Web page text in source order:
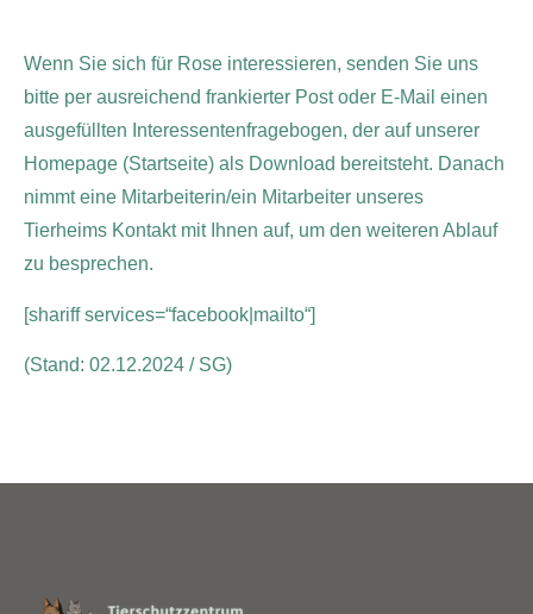
Wenn Sie sich für Rose interessieren, senden Sie uns
bitte per ausreichend frankierter Post oder E-Mail einen
ausgefüllten Interessentenfragebogen, der auf unserer
Homepage (Startseite) als Download bereitsteht. Danach
nimmt eine Mitarbeiterin/ein Mitarbeiter unseres
Tierheims Kontakt mit Ihnen auf, um den weiteren Ablauf
zu besprechen.
[shariff services=“facebook|mailto“]
(Stand: 02.12.2024 / SG)